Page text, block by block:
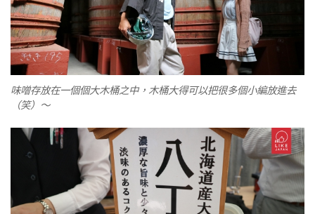
味噌存放在一個個大木桶之中，木桶大得可以把很多個小編放進去
（笑）〜